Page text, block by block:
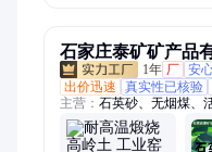
石家庄泰矿矿产品
1年 厂 安
出价迅速
真实性已核验
主营： 石英砂、无烟煤、
剂、堇青石粉、活性白土
无烟煤滤料、煅烧高岭土